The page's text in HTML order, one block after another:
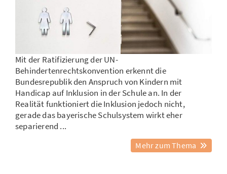
Mit der Ratifizierung der UN-
Behindertenrechtskonvention erkennt die
Bundesrepublik den Anspruch von Kindern mit
Handicap auf Inklusion in der Schule an. In der
Realität funktioniert die Inklusion jedoch nicht,
gerade das bayerische Schulsystem wirkt eher
separierend ...
Mehr zum Thema